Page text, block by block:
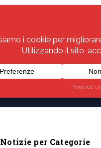
Notizie per Categorie